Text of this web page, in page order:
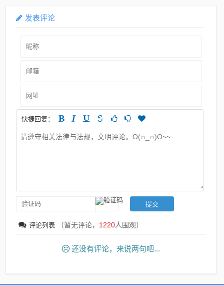
发表评论
快捷回复：
评论列表 （暂无评论， 1220人围观）
还没有评论，来说两句吧...